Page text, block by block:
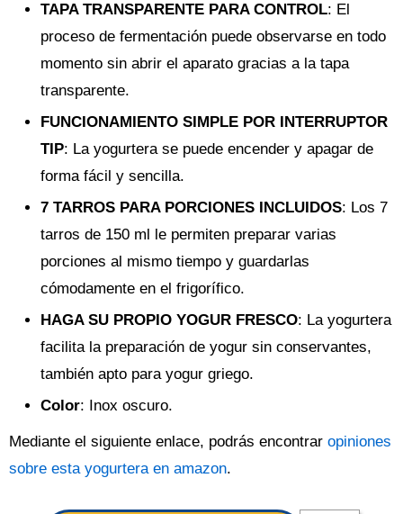
TAPA TRANSPARENTE PARA CONTROL: El
proceso de fermentación puede observarse en todo
momento sin abrir el aparato gracias a la tapa
transparente.
FUNCIONAMIENTO SIMPLE POR INTERRUPTOR
TIP: La yogurtera se puede encender y apagar de
forma fácil y sencilla.
7 TARROS PARA PORCIONES INCLUIDOS: Los 7
tarros de 150 ml le permiten preparar varias
porciones al mismo tiempo y guardarlas
cómodamente en el frigorífico.
HAGA SU PROPIO YOGUR FRESCO: La yogurtera
facilita la preparación de yogur sin conservantes,
también apto para yogur griego.
Color: Inox oscuro.
Mediante el siguiente enlace, podrás encontrar opiniones
sobre esta yogurtera en amazon.